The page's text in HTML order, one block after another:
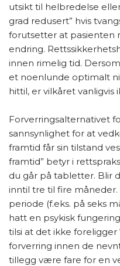
utsikt til helbredelse
grad redusert” hvis
forutsetter at pasienten
endring.
innen rimelig tid.
et noenlunde optimalt
hittil, er vilkåret vanligvis
Forverringsalternativet
sannsynlighet for at
framtid får sin tilstand
framtid” betyr i
du går på tabletter. Blir
inntil tre til fire
periode (f.eks. på seks
hatt en psykisk
tilsi at det ikke foreligger
forverring innen de
tillegg være fare for en